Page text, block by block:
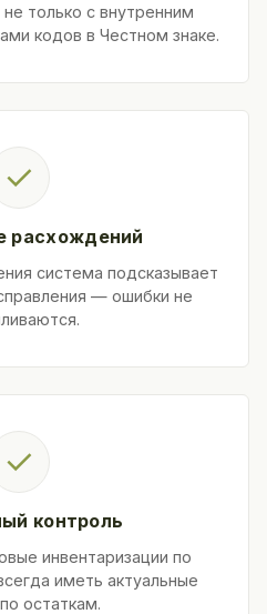
только с внутренним
кодов в Честном знаке.
✓
расхождений
система подсказывает
— ошибки не
✓
контроль
инвентаризации по
иметь актуальные
остаткам.